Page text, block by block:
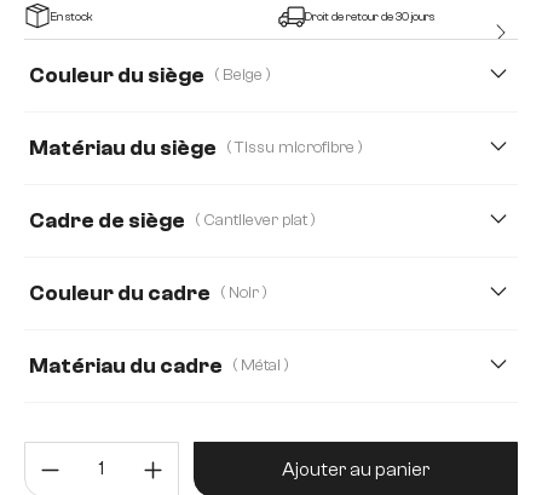
En stock Droit de retour de 30 jours
Couleur du siège ( Beige )
Matériau du siège ( Tissu microfibre )
Cadre de siège ( Cantilever plat )
Couleur du cadre ( Noir )
Matériau du cadre ( Métal )
Edelstahl graphit Quantité de produit : Entrez la
Ajouter au panier